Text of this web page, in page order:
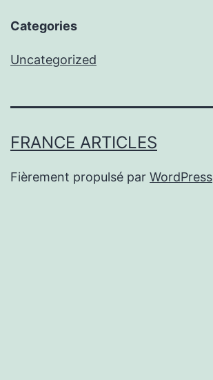
Categories
Uncategorized
FRANCE ARTICLES
Fièrement propulsé par WordPress